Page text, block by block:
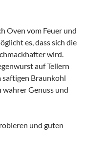
Oven vom Feuer und
es, dass sich die
wird.
auf Tellern
Braunkohl
Genuss und
und guten